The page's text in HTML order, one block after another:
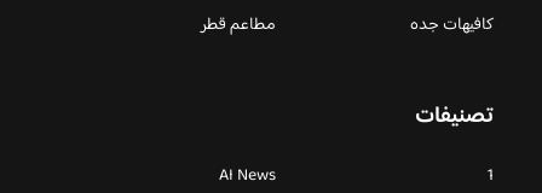
كافيهات جده
مطاعم قطر
تصنيفات
1
AI News